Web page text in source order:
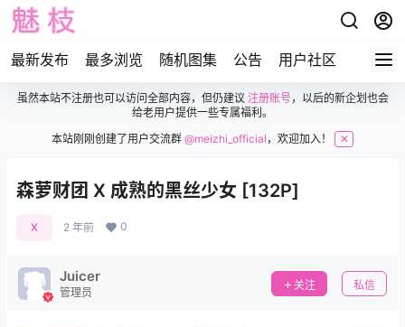
最新发布 最多浏览 随机图集 公告 用户社区
虽然本站不注册也可以访问全部内容，但仍建议 注册账号，以后的新企划也会
给老用户提供一些专属福利。
本站刚刚创建了用户交流群@meizhi_official ，欢迎加入！ ✕
森萝财团 X 成熟的黑丝少女 [132P]
X 2 年前 0
Juicer
管理员
关注 私信